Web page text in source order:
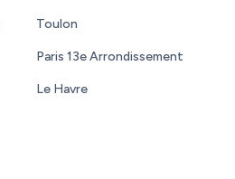
Toulon
Paris 13e Arrondissement
Le Havre